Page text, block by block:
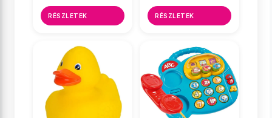
RÉSZLETEK RÉSZLETEK